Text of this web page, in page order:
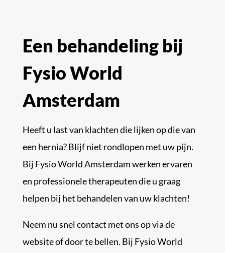
Een behandeling bij
Fysio World
Amsterdam
Heeft u last van klachten die lijken op die van
een hernia? Blijf niet rondlopen met uw pijn.
Bij Fysio World Amsterdam werken ervaren
en professionele therapeuten die u graag
helpen bij het behandelen van uw klachten!
Neem nu snel contact met ons op via de
website of door te bellen. Bij Fysio World